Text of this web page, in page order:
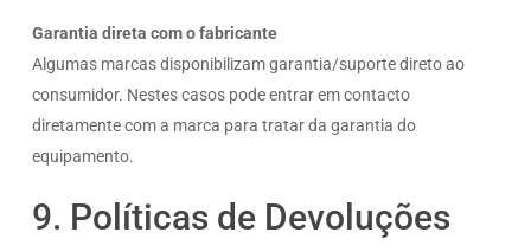
Garantia direta com o fabricante
Algumas marcas disponibilizam garantia/suporte direto ao
consumidor. Nestes casos pode entrar em contacto
diretamente com a marca para tratar da garantia do
equipamento.
9. Políticas de Devoluções